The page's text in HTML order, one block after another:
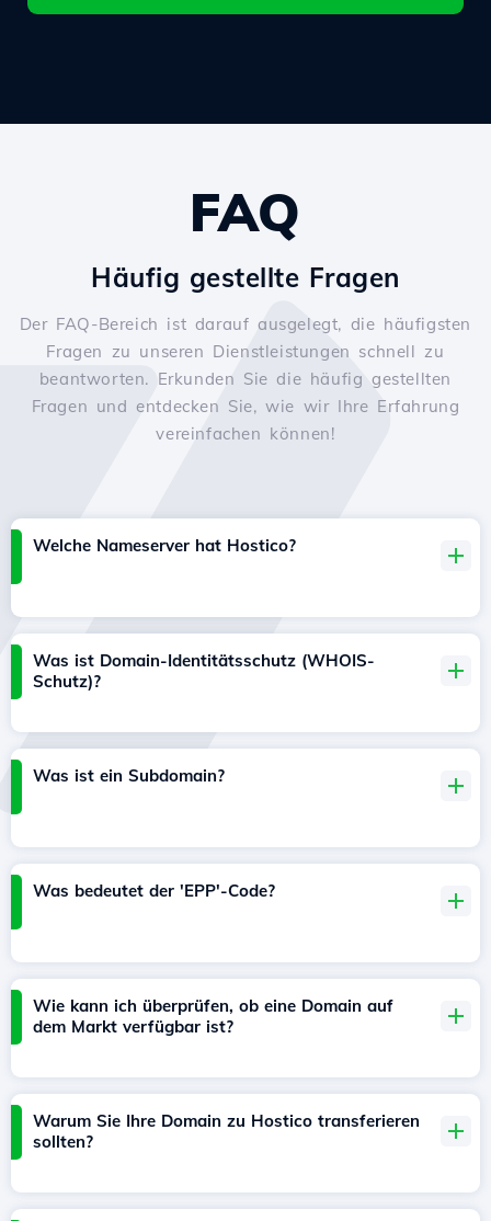
FAQ
Häufig gestellte Fragen
Der FAQ-Bereich ist darauf ausgelegt, die häufigsten
Fragen zu unseren Dienstleistungen schnell zu
beantworten. Erkunden Sie die häufig gestellten
Fragen und entdecken Sie, wie wir Ihre Erfahrung
vereinfachen können!
Welche Nameserver hat Hostico?
Was ist Domain-Identitätsschutz (WHOIS-
Schutz)?
Was ist ein Subdomain?
Was bedeutet der 'EPP'-Code?
Wie kann ich überprüfen, ob eine Domain auf
dem Markt verfügbar ist?
Warum Sie Ihre Domain zu Hostico transferieren
sollten?